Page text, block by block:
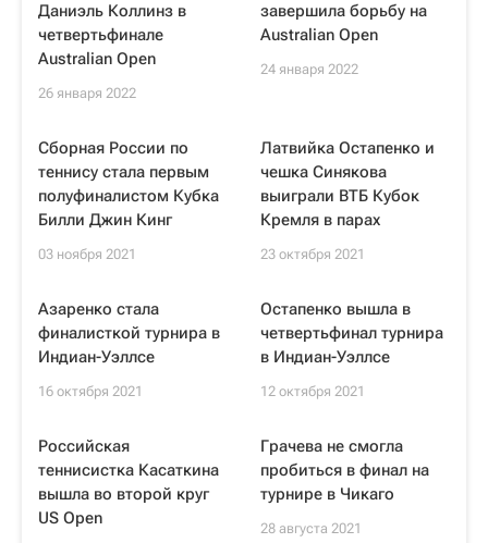
Даниэль Коллинз в
четвертьфинале
Australian Open
26 января 2022
завершила борьбу на
Australian Open
24 января 2022
Сборная России по
теннису стала первым
полуфиналистом Кубка
Билли Джин Кинг
03 ноября 2021
Латвийка Остапенко и
чешка Синякова
выиграли ВТБ Кубок
Кремля в парах
23 октября 2021
Азаренко стала
финалисткой турнира в
Индиан-Уэллсе
16 октября 2021
Остапенко вышла в
четвертьфинал турнира
в Индиан-Уэллсе
12 октября 2021
Российская
теннисистка Касаткина
вышла во второй круг
US Open
Грачева не смогла
пробиться в финал на
турнире в Чикаго
28 августа 2021